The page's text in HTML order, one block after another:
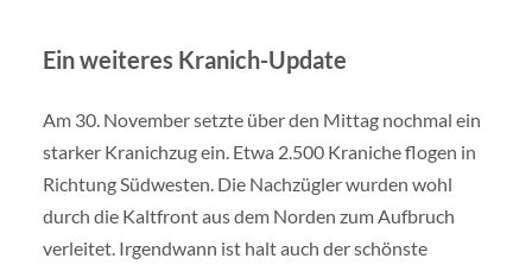
Ein weiteres Kranich-Update
Am 30. November setzte über den Mittag nochmal ein
starker Kranichzug ein. Etwa 2.500 Kraniche flogen in
Richtung Südwesten. Die Nachzügler wurden wohl
durch die Kaltfront aus dem Norden zum Aufbruch
verleitet. Irgendwann ist halt auch der schönste